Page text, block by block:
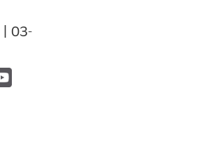
ージを
リース
03-